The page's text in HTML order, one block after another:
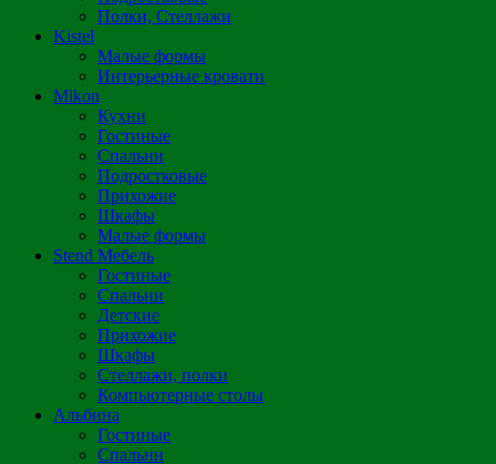
Полки, Стеллажи
Kistel
Малые формы
Интерьерные кровати
Mikon
Кухни
Гостиные
Спальни
Подростковые
Прихожие
Шкафы
Малые формы
Stend Мебель
Гостиные
Спальни
Детские
Прихожие
Шкафы
Стеллажи, полки
Компьютерные столы
Альбина
Гостиные
Спальни